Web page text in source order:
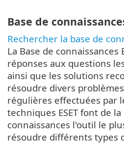
Base de
Rechercher la base de
La Base de connaissances
réponses aux questions
ainsi que les solutions
résoudre divers
régulières effectuées par
techniques ESET font de la
connaissances l'outil le
résoudre différents types